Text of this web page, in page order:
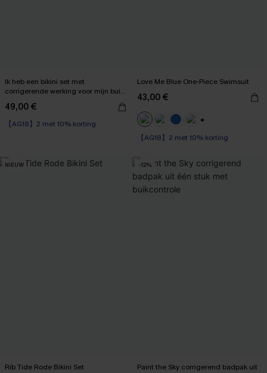
Ik heb een bikini set met
corrigerende werking voor mijn buik
49,00 €
【AG18】2 met 10% korting
High Waist
Love Me Blue One-Piece Swimsuit
43,00 €
【AG18】2 met 10% korting
NIEUW
Rib Tide Rode Bikini Set
-12%
Paint the Sky corrigerend badpak uit